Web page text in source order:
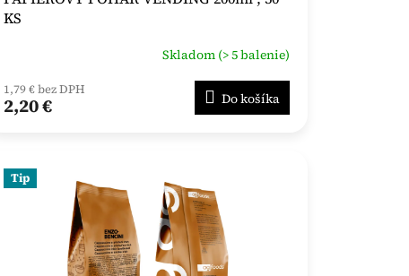
KS
Skladom (> 5 balenie)
1,79 € bez DPH
2,20 € Do košíka
Tip